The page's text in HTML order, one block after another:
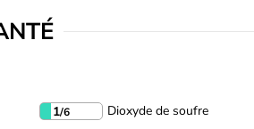
1/6 Dioxyde de soufre